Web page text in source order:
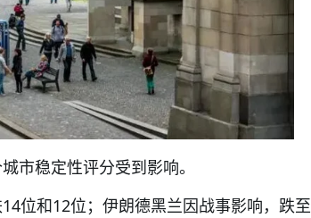
市稳定性评分受到影响。
位和12位；伊朗德黑兰因战事影响，跌至